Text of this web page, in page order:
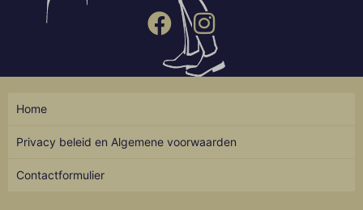
Home
Privacy beleid en Algemene voorwaarden
Contactformulier